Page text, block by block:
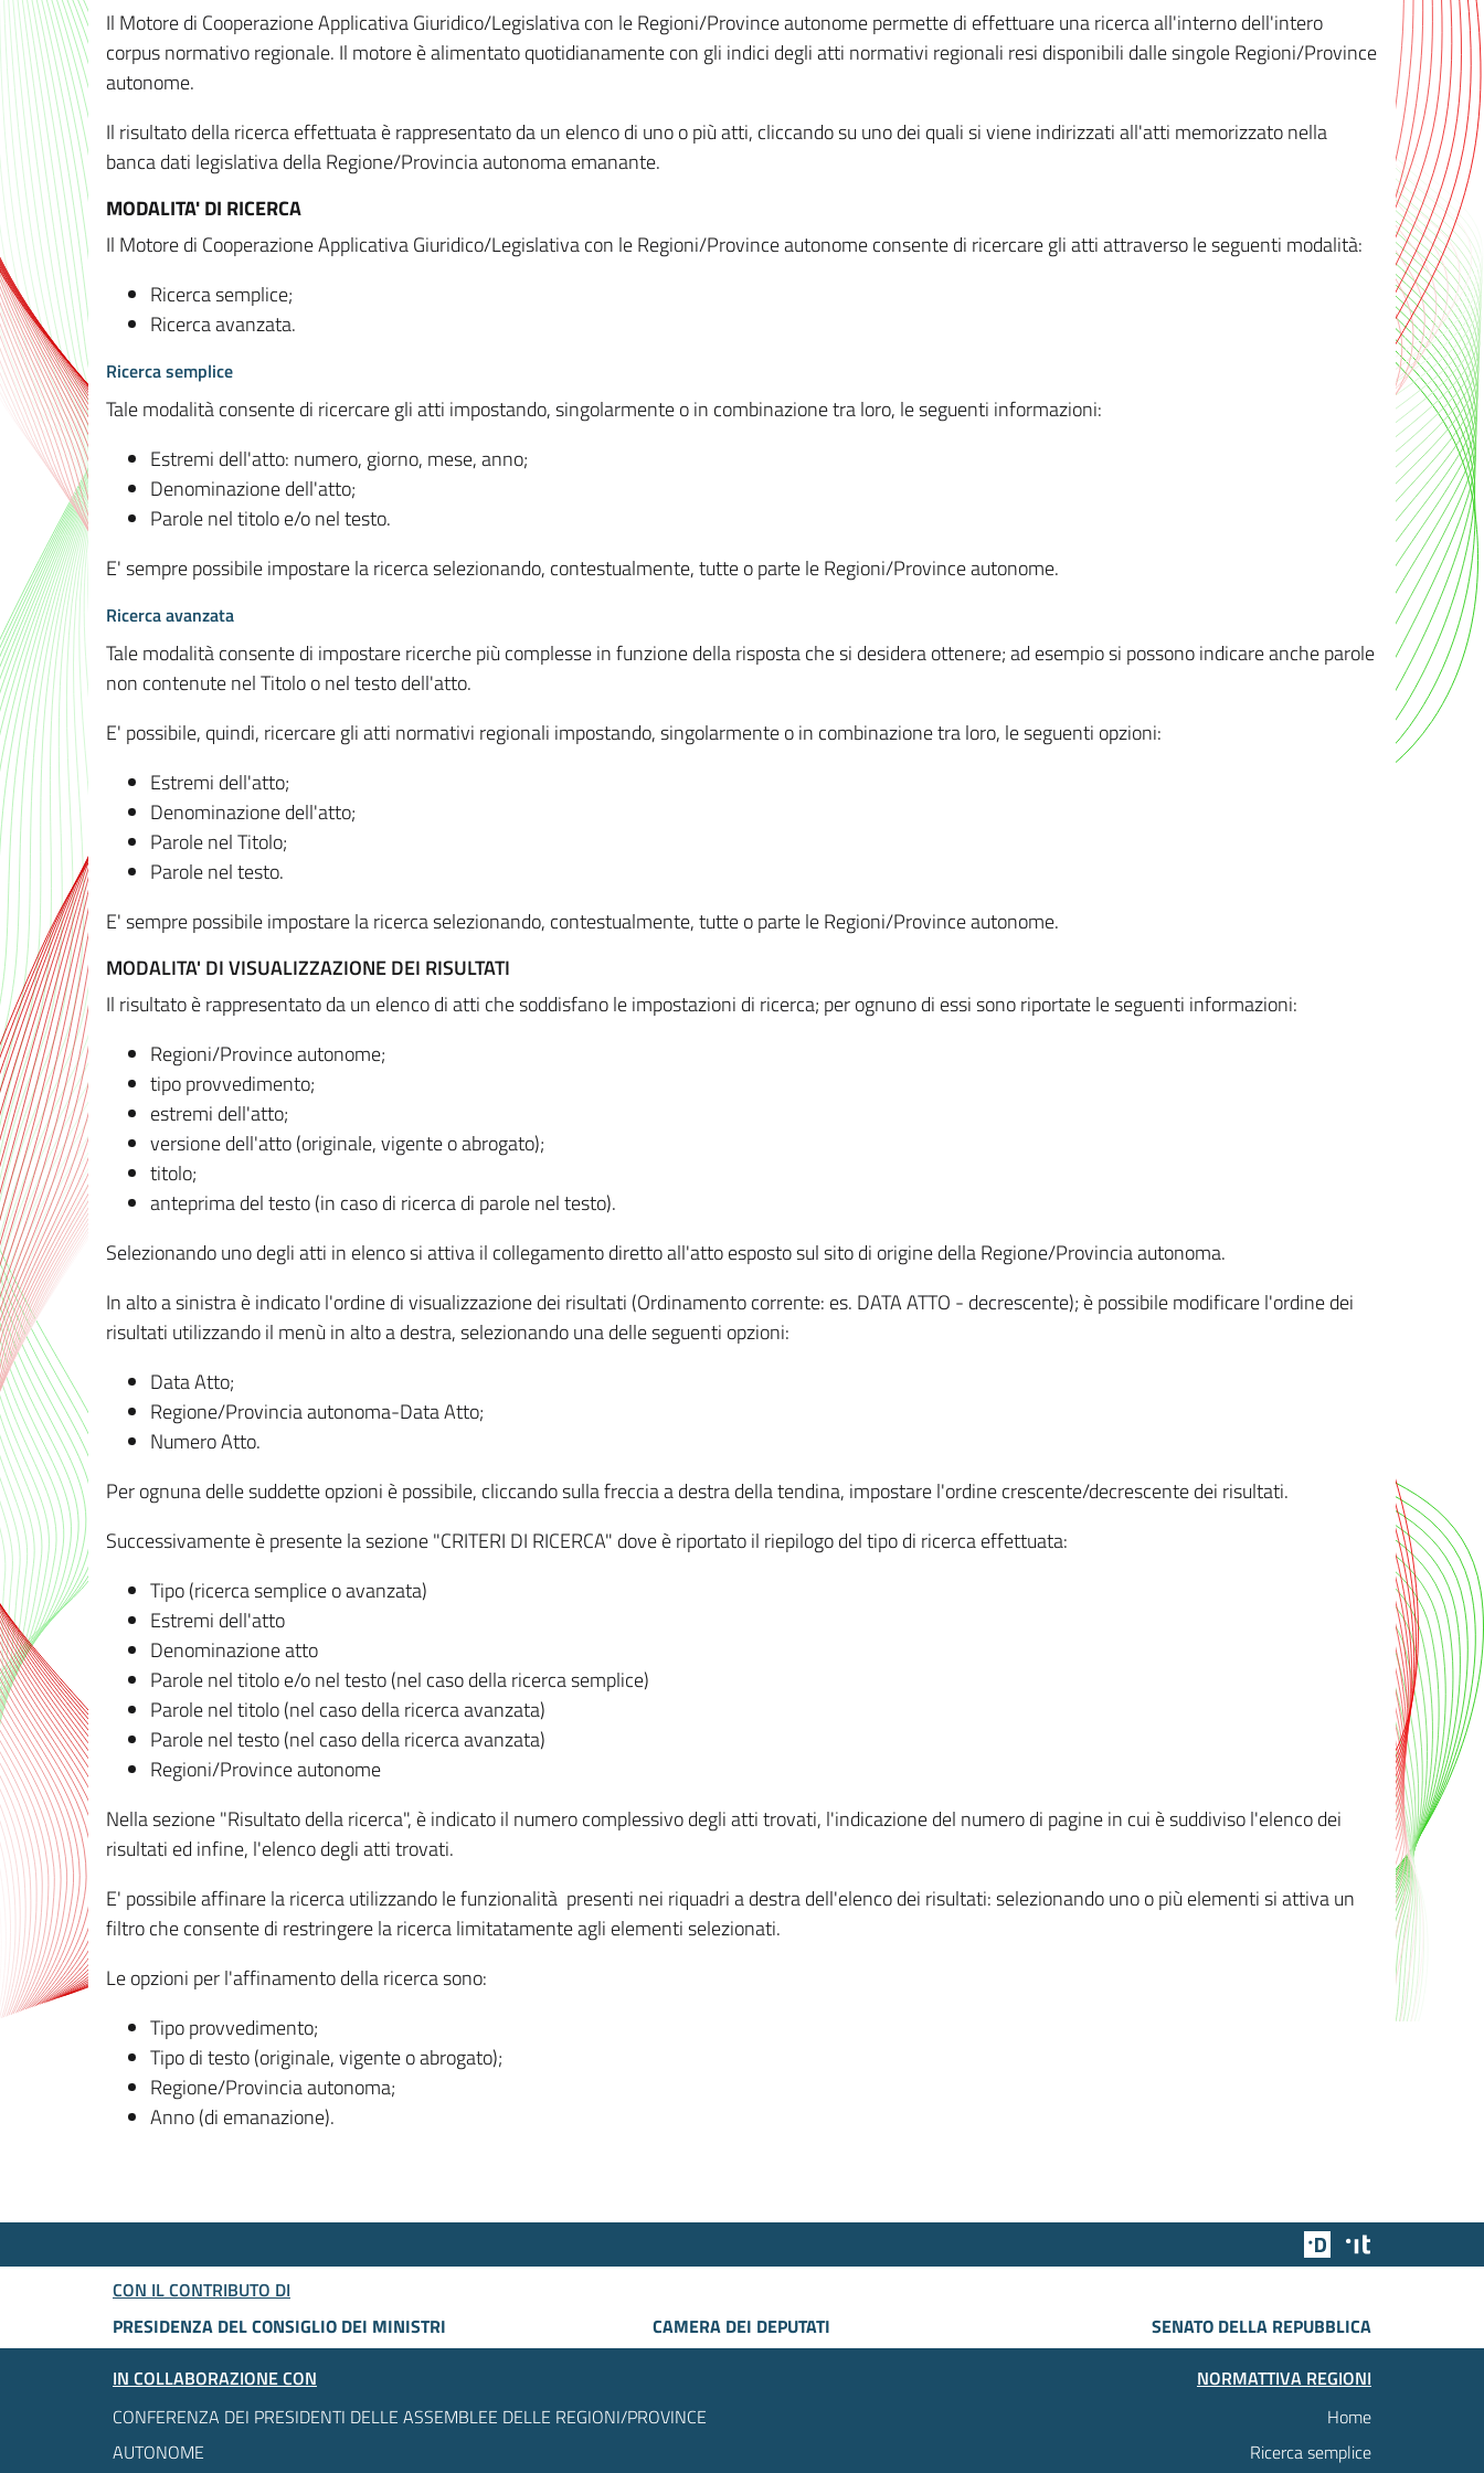
Il Motore di Cooperazione Applicativa Giuridico/Legislativa con le Regioni/Province autonome permette di effettuare una ricerca all'interno dell'intero
corpus normativo regionale. Il motore è alimentato quotidianamente con gli indici degli atti normativi regionali resi disponibili dalle singole Regioni/Province
autonome.
Il risultato della ricerca effettuata è rappresentato da un elenco di uno o più atti, cliccando su uno dei quali si viene indirizzati all'atti memorizzato nella
banca dati legislativa della Regione/Provincia autonoma emanante.
MODALITA' DI RICERCA
Il Motore di Cooperazione Applicativa Giuridico/Legislativa con le Regioni/Province autonome consente di ricercare gli atti attraverso le seguenti modalità:
Ricerca semplice;
Ricerca avanzata.
Ricerca semplice
Tale modalità consente di ricercare gli atti impostando, singolarmente o in combinazione tra loro, le seguenti informazioni:
Estremi dell'atto: numero, giorno, mese, anno;
Denominazione dell'atto;
Parole nel titolo e/o nel testo.
E' sempre possibile impostare la ricerca selezionando, contestualmente, tutte o parte le Regioni/Province autonome.
Ricerca avanzata
Tale modalità consente di impostare ricerche più complesse in funzione della risposta che si desidera ottenere; ad esempio si possono indicare anche parole
non contenute nel Titolo o nel testo dell'atto.
E' possibile, quindi, ricercare gli atti normativi regionali impostando, singolarmente o in combinazione tra loro, le seguenti opzioni:
Estremi dell'atto;
Denominazione dell'atto;
Parole nel Titolo;
Parole nel testo.
E' sempre possibile impostare la ricerca selezionando, contestualmente, tutte o parte le Regioni/Province autonome.
MODALITA' DI VISUALIZZAZIONE DEI RISULTATI
Il risultato è rappresentato da un elenco di atti che soddisfano le impostazioni di ricerca; per ognuno di essi sono riportate le seguenti informazioni:
Regioni/Province autonome;
tipo provvedimento;
estremi dell'atto;
versione dell'atto (originale, vigente o abrogato);
titolo;
anteprima del testo (in caso di ricerca di parole nel testo).
Selezionando uno degli atti in elenco si attiva il collegamento diretto all'atto esposto sul sito di origine della Regione/Provincia autonoma.
In alto a sinistra è indicato l'ordine di visualizzazione dei risultati (Ordinamento corrente: es. DATA ATTO - decrescente); è possibile modificare l'ordine dei
risultati utilizzando il menù in alto a destra, selezionando una delle seguenti opzioni:
Data Atto;
Regione/Provincia autonoma-Data Atto;
Numero Atto.
Per ognuna delle suddette opzioni è possibile, cliccando sulla freccia a destra della tendina, impostare l'ordine crescente/decrescente dei risultati.
Successivamente è presente la sezione "CRITERI DI RICERCA" dove è riportato il riepilogo del tipo di ricerca effettuata:
Tipo (ricerca semplice o avanzata)
Estremi dell'atto
Denominazione atto
Parole nel titolo e/o nel testo (nel caso della ricerca semplice)
Parole nel titolo (nel caso della ricerca avanzata)
Parole nel testo (nel caso della ricerca avanzata)
Regioni/Province autonome
Nella sezione "Risultato della ricerca", è indicato il numero complessivo degli atti trovati, l'indicazione del numero di pagine in cui è suddiviso l'elenco dei
risultati ed infine, l'elenco degli atti trovati.
E' possibile affinare la ricerca utilizzando le funzionalità presenti nei riquadri a destra dell'elenco dei risultati: selezionando uno o più elementi si attiva un
filtro che consente di restringere la ricerca limitatamente agli elementi selezionati.
Le opzioni per l'affinamento della ricerca sono:
Tipo provvedimento;
Tipo di testo (originale, vigente o abrogato);
Regione/Provincia autonoma;
Anno (di emanazione).
Team Digitale
CON IL CONTRIBUTO DI
PRESIDENZA DEL CONSIGLIO DEI MINISTRI
CAMERA DEI DEPUTATI
SENATO DELLA REPUBBLICA
IN COLLABORAZIONE CON
CONFERENZA DEI PRESIDENTI DELLE ASSEMBLEE DELLE REGIONI/PROVINCE
AUTONOME
NORMATTIVA REGIONI
Home
Ricerca semplice